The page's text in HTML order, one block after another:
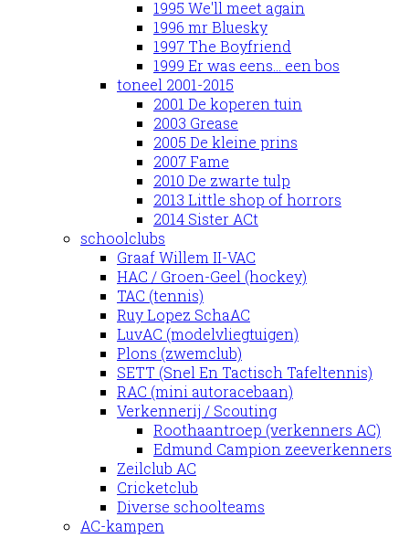
1995 We'll meet again
1996 mr Bluesky
1997 The Boyfriend
1999 Er was eens... een bos
toneel 2001-2015
2001 De koperen tuin
2003 Grease
2005 De kleine prins
2007 Fame
2010 De zwarte tulp
2013 Little shop of horrors
2014 Sister ACt
schoolclubs
Graaf Willem II-VAC
HAC / Groen-Geel (hockey)
TAC (tennis)
Ruy Lopez SchaAC
LuvAC (modelvliegtuigen)
Plons (zwemclub)
SETT (Snel En Tactisch Tafeltennis)
RAC (mini autoracebaan)
Verkennerij / Scouting
Roothaantroep (verkenners AC)
Edmund Campion zeeverkenners
Zeilclub AC
Cricketclub
Diverse schoolteams
AC-kampen